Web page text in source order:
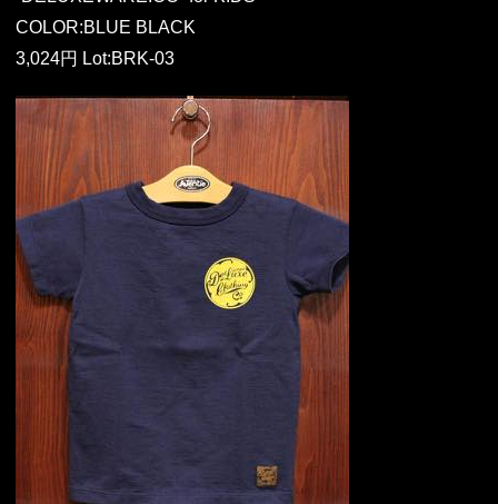
COLOR:BLUE BLACK
3,024円 Lot:BRK-03